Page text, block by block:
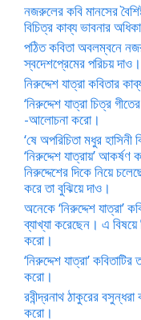
নজরুলের কবি মানসের
বিচিত্র কাব্য ভাবনার
পঠিত কবিতা অবলম্বনে
স্বদেশপ্রেমের পরিচয় দাও।
নিরুদ্দেশ যাত্রা কবিতার
‘নিরুদ্দেশ যাত্রা চিত্র
-আলোচনা করো।
‘ষে অপরিচিতা মধুর হাসিনী
‘নিরুদ্দেশ যাত্রায়’
নিরুদ্দেশের দিকে নিয়ে
করে তা বুঝিয়ে দাও।
অনেকে ‘নিরুদ্দেশ যাত্রা’
ব্যাখ্যা করেছেন। এ
করো।
‘নিরুদ্দেশ যাত্রা’ কবিতাটির
করো।
রবীন্দ্রনাথ ঠাকুরের বসুন্ধরা
করো।